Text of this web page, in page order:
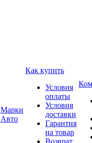
Марки
Авто
Как купить
Условия
оплаты
Условия
доставки
Гарантия
на товар
Возврат